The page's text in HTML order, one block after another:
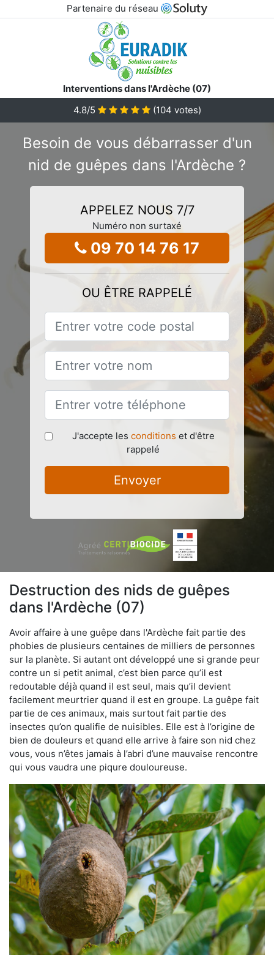
Partenaire du réseau
Interventions dans l'Ardèche (07)
4.8/5 (104 votes)
Besoin de vous débarrasser d'un
nid de guêpes dans l'Ardèche ?
APPELEZ NOUS 7/7
Numéro non surtaxé
09 70 14 76 17
OU ÊTRE RAPPELÉ
J'accepte les conditions et d'être
rappelé
Envoyer
Destruction des nids de guêpes
dans l'Ardèche (07)
Avoir affaire à une guêpe dans l'Ardèche fait partie des
phobies de plusieurs centaines de milliers de personnes
sur la planète. Si autant ont développé une si grande peur
contre un si petit animal, c’est bien parce qu’il est
redoutable déjà quand il est seul, mais qu’il devient
facilement meurtrier quand il est en groupe. La guêpe fait
partie de ces animaux, mais surtout fait partie des
insectes qu’on qualifie de nuisibles. Elle est à l’origine de
bien de douleurs et quand elle arrive à faire son nid chez
vous, vous n’êtes jamais à l’abri d’une mauvaise rencontre
qui vous vaudra une piqure douloureuse.